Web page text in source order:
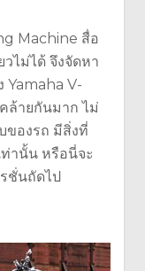
Machine สื่อ
ไม่ได้ จึงจัดหา
V-
ล้ายกันมาก ไม่
ของรถ มีสิ่งที่
านั้น หรือนี่จะ
ชั่นถัดไป